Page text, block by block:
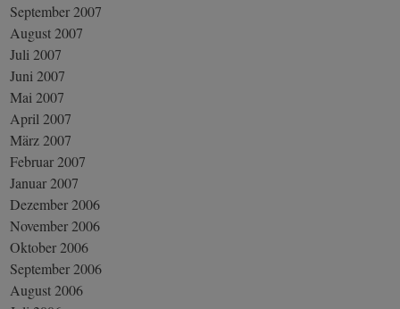
September 2007
August 2007
Juli 2007
Juni 2007
Mai 2007
April 2007
März 2007
Februar 2007
Januar 2007
Dezember 2006
November 2006
Oktober 2006
September 2006
August 2006